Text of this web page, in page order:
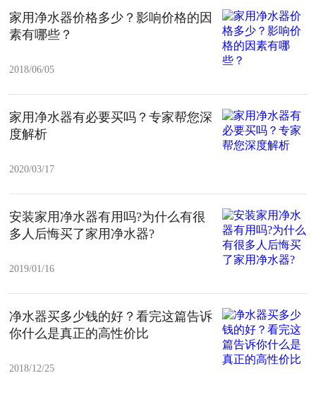
家用净水器价格多少？影响价格的因
素有哪些？
2018/06/05
家用净水器有必要买吗？专家帮您深
度解析
2020/03/17
安装家用净水器有用吗?为什么有很
多人后悔买了家用净水器?
2019/01/16
净水器买多少钱的好？看完这篇告诉
你什么是真正的高性价比
2018/12/25